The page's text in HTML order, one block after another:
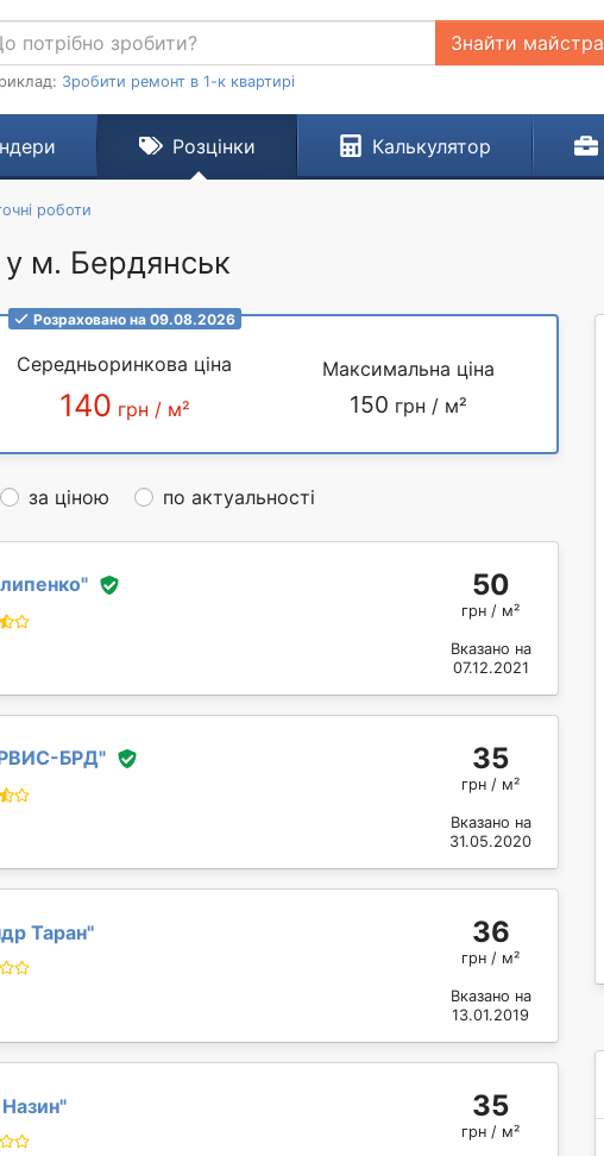
Знайти майстра
Зробити ремонт в 1-к квартирі
Розцінки Калькулятор
роботи
у м. Бердянськ
Розраховано на 09.08.2026
Середньоринкова ціна
140 грн / м²
Максимальна ціна
150 грн / м²
за ціною по актуальності
" 50
грн / м²
Вказано на
07.12.2021
БРД" 35
грн / м²
Вказано на
31.05.2020
Таран" 36
грн / м²
Вказано на
13.01.2019
" 35
грн / м²